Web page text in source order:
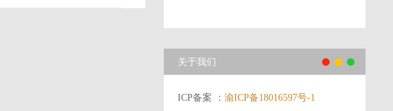
关于我们
ICP备案 ：渝ICP备18016597号-1